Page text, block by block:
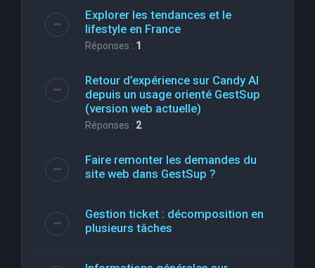
Explorer les tendances et le
lifestyle en France
Réponses : 1
Retour d’expérience sur Candy AI
depuis un usage orienté GestSup
(version web actuelle)
Réponses : 2
Faire remonter les demandes du
site web dans GestSup ?
Gestion ticket : décomposition en
plusieurs tâches